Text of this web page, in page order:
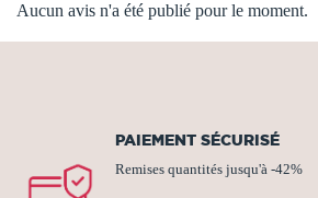
Aucun avis n'a été publié pour le moment.
PAIEMENT SÉCURISÉ
Remises quantités jusqu'à -42%